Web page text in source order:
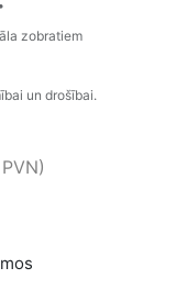
zobratiem
un drošībai.